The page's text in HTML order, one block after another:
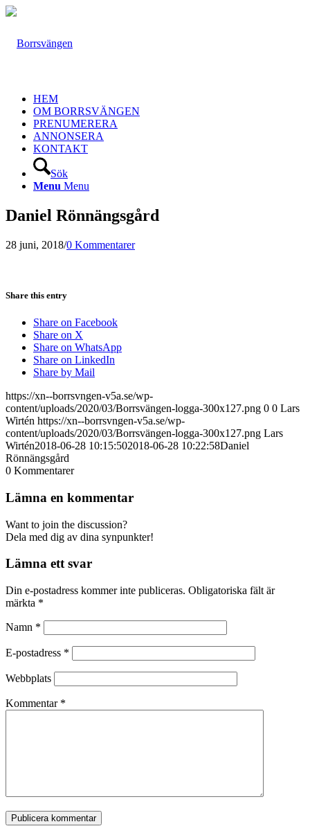
HEM
OM BORRSVÄNGEN
PRENUMERERA
ANNONSERA
KONTAKT
Sök
Menu Menu
Daniel Rönnängsgård
28 juni, 2018/0 Kommentarer
Share this entry
Share on Facebook
Share on X
Share on WhatsApp
Share on LinkedIn
Share by Mail
https://xn--borrsvngen-v5a.se/wp-
content/uploads/2020/03/Borrsvängen-logga-300x127.png 0 0 Lars
Wirtén https://xn--borrsvngen-v5a.se/wp-
content/uploads/2020/03/Borrsvängen-logga-300x127.png Lars
Wirtén2018-06-28 10:15:502018-06-28 10:22:58Daniel
Rönnängsgård
0 Kommentarer
Lämna en kommentar
Want to join the discussion?
Dela med dig av dina synpunkter!
Lämna ett svar
Din e-postadress kommer inte publiceras. Obligatoriska fält är
märkta *
Namn *
E-postadress *
Webbplats
Kommentar *